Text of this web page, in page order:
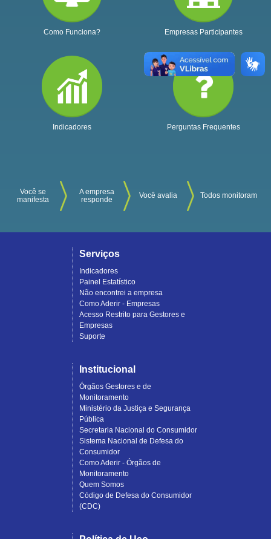
Como Funciona? Empresas Participantes
Indicadores Perguntas Frequentes
Você se
manifesta
A empresa
responde
Você avalia Todos monitoram
Serviços
Indicadores
Painel Estatístico
Não encontrei a empresa
Como Aderir - Empresas
Acesso Restrito para Gestores e
Empresas
Suporte
Institucional
Órgãos Gestores e de
Monitoramento
Ministério da Justiça e Segurança
Pública
Secretaria Nacional do Consumidor
Sistema Nacional de Defesa do
Consumidor
Como Aderir - Órgãos de
Monitoramento
Quem Somos
Código de Defesa do Consumidor
(CDC)